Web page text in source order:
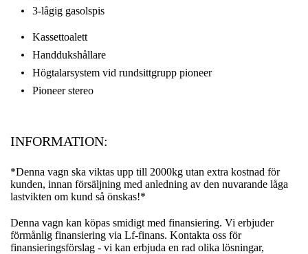
3-lågig gasolspis
Kassettoalett
Handdukshållare
Högtalarsystem vid rundsittgrupp pioneer
Pioneer stereo
INFORMATION:
*Denna vagn ska viktas upp till 2000kg utan extra kostnad för
kunden, innan försäljning med anledning av den nuvarande låga
lastvikten om kund så önskas!*
Denna vagn kan köpas smidigt med finansiering. Vi erbjuder
förmånlig finansiering via Lf-finans. Kontakta oss för
finansieringsförslag - vi kan erbjuda en rad olika lösningar,